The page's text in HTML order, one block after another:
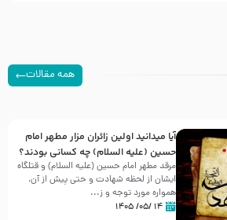
همه مقالات
آیا میدانید اولین زائران مزار مطهر امام
حسین (علیه السلام) چه کسانی بودند؟
مرقد مطهر امام حسین (علیه السلام) و قتلگاه
ایشان از لحظه شهادت و حتی پیش از آن،
همواره مورد توجه و ز...
۱۴ /۰۵/ ۱۴۰۵